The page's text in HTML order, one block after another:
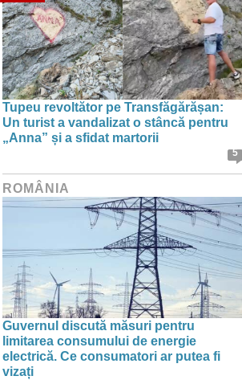
Tupeu revoltător pe Transfăgărășan:
Un turist a vandalizat o stâncă pentru
„Anna” și a sfidat martorii
5
ROMÂNIA
Guvernul discută măsuri pentru
limitarea consumului de energie
electrică. Ce consumatori ar putea fi
vizați